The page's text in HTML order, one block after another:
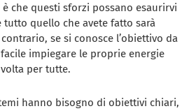
che questi sforzi possano esaurirvi
tutto quello che avete fatto sarà
se si conosce l’obiettivo da
impiegare le proprie energie
per tutte.
hanno bisogno di obiettivi chiari,